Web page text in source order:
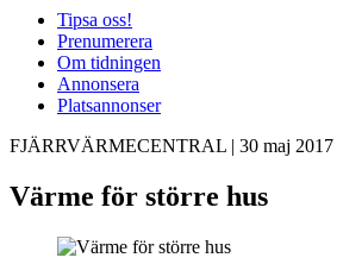
Tipsa oss!
Prenumerera
Om tidningen
Annonsera
Platsannonser
FJÄRRVÄRMECENTRAL | 30 maj 2017
Värme för större hus